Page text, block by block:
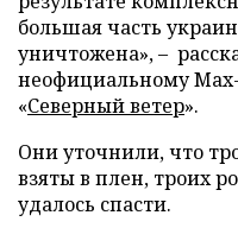
большая часть
уничтожена», –
неофициальному
«Северный ветер».
Они уточнили, что
взяты в плен, троих
удалось спасти.